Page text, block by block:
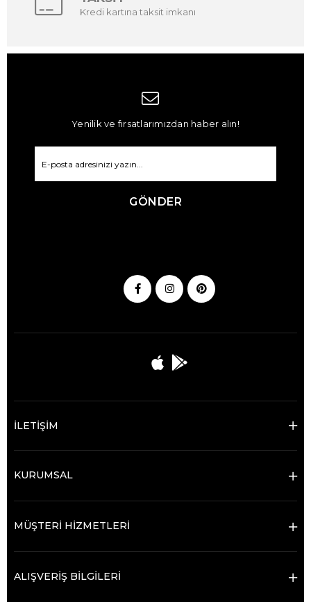
Kredi kartına taksit imkanı
Yenilik ve fırsatlarımızdan haber alın!
GÖNDER
İLETİŞİM
KURUMSAL
MÜŞTERİ HİZMETLERİ
ALIŞVERİŞ BİLGİLERİ